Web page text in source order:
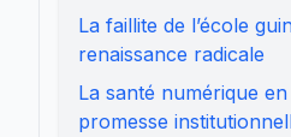
La faillite de l’école
renaissance radicale
La santé numérique
promesse